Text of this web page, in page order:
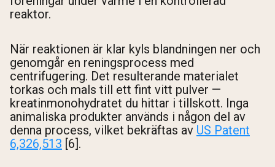
reaktor.
När reaktionen är klar kyls blandningen ner och
genomgår en reningsprocess med
centrifugering. Det resulterande materialet
torkas och mals till ett fint vitt pulver —
kreatinmonohydratet du hittar i tillskott. Inga
animaliska produkter används i någon del av
denna process, vilket bekräftas av US Patent
6,326,513 [6].
Shipping Country:
Handla Nu